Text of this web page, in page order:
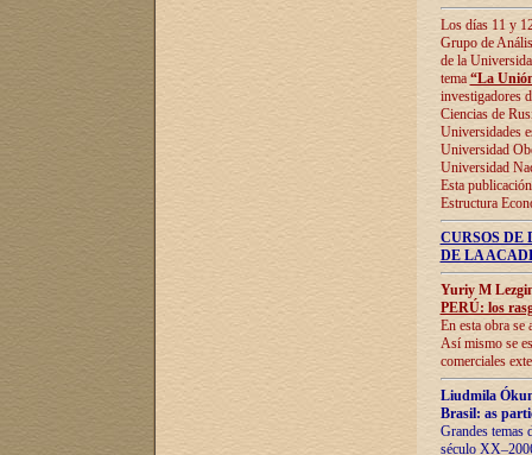
Los días 11 y
Grupo de
de la
tema “La
investigadores
Ciencias de
Universidades
Universidad
Universidad
Esta
Estructura
CURSOS
DE LA
Yuriy M
PERÚ: los
En esta obra se
Así mismo se
comerciales
Liudmila
Brasil: as
Grandes temas
século